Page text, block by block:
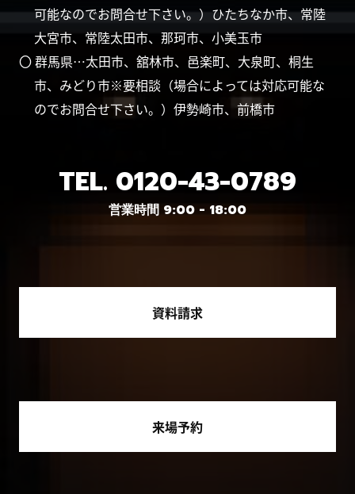
可能なのでお問合せ下さい。）ひたちなか市、常陸
大宮市、常陸太田市、那珂市、小美玉市
〇 群馬県…太田市、舘林市、邑楽町、大泉町、桐生
市、みどり市※要相談（場合によっては対応可能な
のでお問合せ下さい。）伊勢崎市、前橋市
TEL. 0120-43-0789
営業時間 9:00 - 18:00
資料請求
来場予約